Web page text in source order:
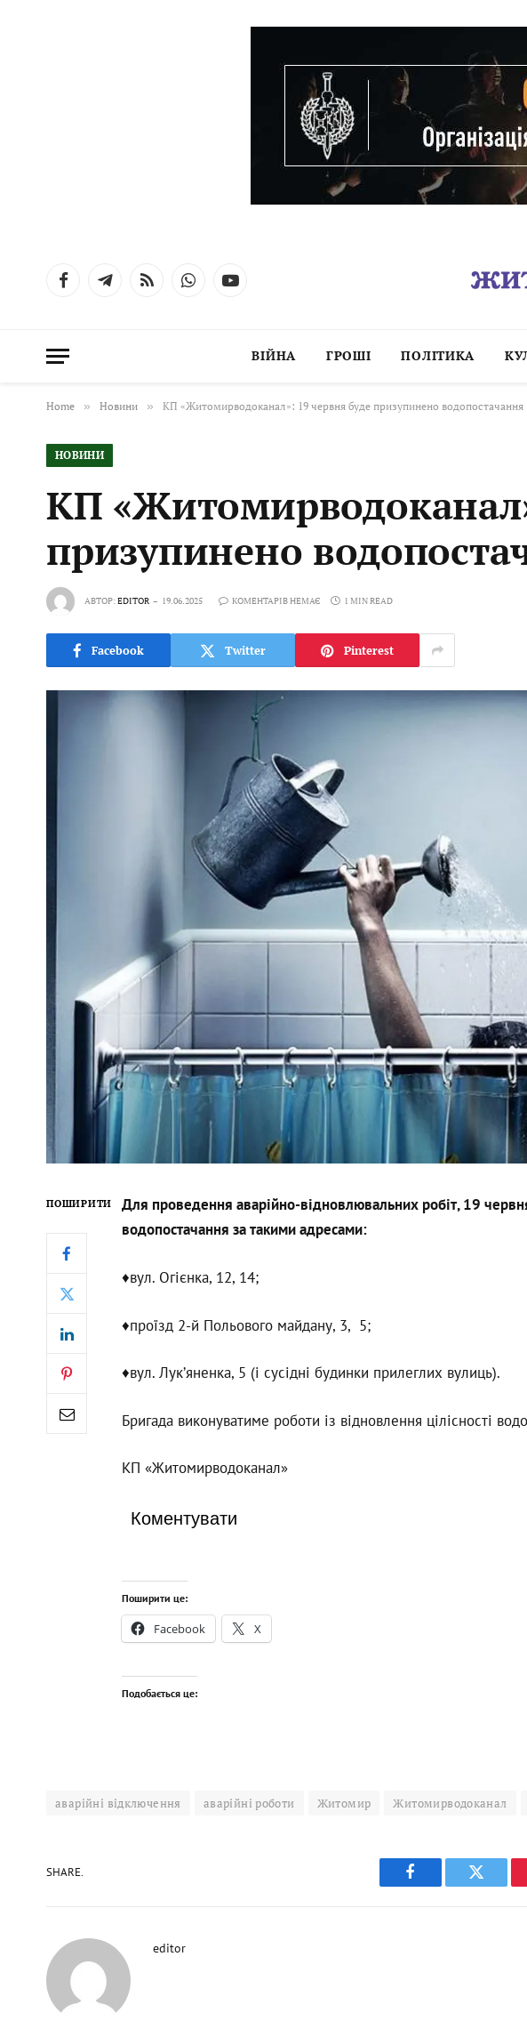
FacebookTelegramRSS WhatsAppYouTube
ВІЙНА ГРОШІ ПОЛІТИКА
Home » Новини » КП «Житомирводоканал»: 19 червня буде призупинено водопостачання
НОВИНИ
КП
призупинено
АВТОР:EDITOR 19.06.2025 КОМЕНТАРІВ НЕМАЄ 1 MIN READ
Facebook Twitter Pinterest
ПОШИРИТИ
Для проведення аварійно-відновлювальних робіт, 19
водопостачання за такими адресами:
♦️вул. Огієнка, 12, 14;
♦️проїзд 2-й Польового майдану, 3, 5;
♦️вул. Лук’яненка, 5 (і сусідні будинки прилеглих вулиць).
Бригада виконуватиме роботи із відновлення цілісності
КП «Житомирводоканал»
Коментувати
Поширити це:
Facebook X
Подобається це:
аварійні відключення аварійні роботи Житомир Житомирводоканал
SHARE.
Facebook Twitter
editor